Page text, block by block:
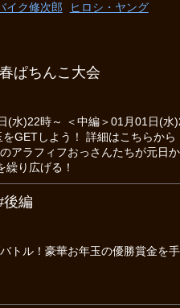
イク修次郎
ヒロシ・ヤング
ぱちんこ大会
(水)22時～ ＜中編＞01月01日(水
GETしよう！ 詳細はこちらか
アラフィフおっさんたちが元日
り広げる！
後編
トル！豪華お年玉の優勝賞金を